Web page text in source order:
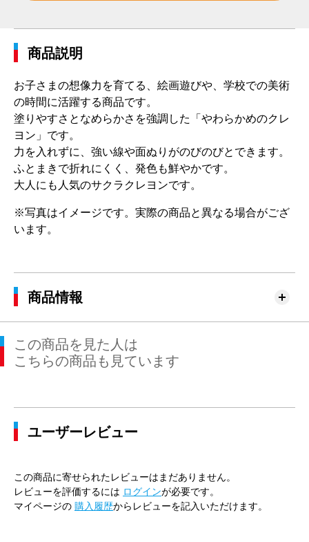
商品説明
お子さまの想像力を育てる、絵画遊びや、学校での美術
の時間に活躍する商品です。
塗りやすさとなめらかさを強調した「やわらかめのクレ
ヨン」です。
力を入れずに、強い線や面ぬりがのびのびとできます。
ふとまきで折れにくく、発色も鮮やかです。
大人にも人気のサクラクレヨンです。
※写真はイメージです。実際の商品と異なる場合がござ
います。
商品情報
この商品を見た人は
こちらの商品も見ています
ユーザーレビュー
この商品に寄せられたレビューはまだありません。
レビューを評価するには ログインが必要です。
マイページの 購入履歴からレビューを記入いただけます。